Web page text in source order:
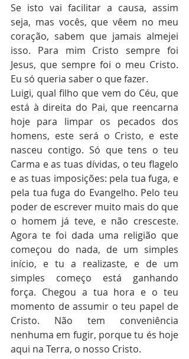
Se isto vai facilitar a causa, assim
seja, mas vocês, que vêem no meu
coração, sabem que jamais almejei
isso. Para mim Cristo sempre foi
Jesus, que sempre foi o meu Cristo.
Eu só queria saber o que fazer.
Luigi, qual filho que vem do Céu, que
está à direita do Pai, que reencarna
hoje para limpar os pecados dos
homens, este será o Cristo, e este
nasceu contigo. Só que tens o teu
Carma e as tuas dívidas, o teu flagelo
e as tuas imposições: pela tua fuga, e
pela tua fuga do Evangelho. Pelo teu
poder de escrever muito mais do que
o homem já teve, e não cresceste.
Agora te foi dada uma religião que
começou do nada, de um simples
início, e tu a realizaste, e de um
simples começo está ganhando
força. Chegou a tua hora e o teu
momento de assumir o teu papel de
Cristo. Não tem conveniência
nenhuma em fugir, porque tu és hoje
aqui na Terra, o nosso Cristo.